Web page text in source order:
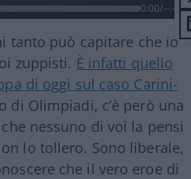
0:00/--:--
tanto può capitare che io
zuppisti. È infatti quello
di oggi sul caso Carini-
di Olimpiadi, c’è però una
nessuno di voi la pensi
lo tollero. Sono liberale,
che il vero eroe di